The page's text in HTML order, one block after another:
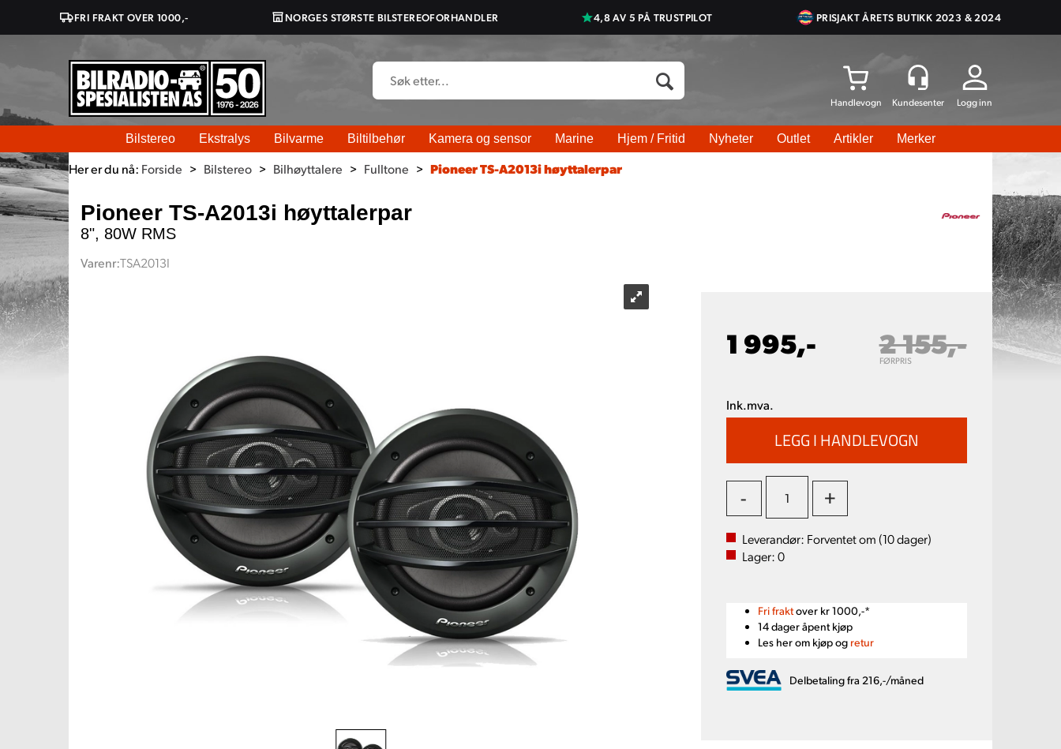
FRI FRAKT OVER 1000,- NORGES STØRSTE BILSTEREOFORHANDLER 4,8 AV 5 PÅ TRUSTPILOT PRISJAKT ÅRETS BUTIKK 2023 & 2024
Logg inn
Bilstereo Ekstralys Bilvarme Biltilbehør Kamera og sensor Marine Hjem / Fritid Nyheter Outlet Artikler Merker
Her er du nå: Forside > Bilstereo > Bilhøyttalere > Fulltone > Pioneer TS-A2013i høyttalerpar
Pioneer TS-A2013i høyttalerpar
8", 80W RMS
Varenr:TSA2013I
1 995,- 2 155,-
FØRPRIS
Ink.mva.
- +
Leverandør: Forventet om (10dager)
Lager:0
Fri fraktover kr 1000,-*
14 dager åpent kjøp
Les her om kjøp og retur
Delbetaling fra 216,-/måned